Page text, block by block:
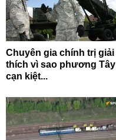
Chuyên gia chính trị giải
thích vì sao phương Tây
cạn kiệt...